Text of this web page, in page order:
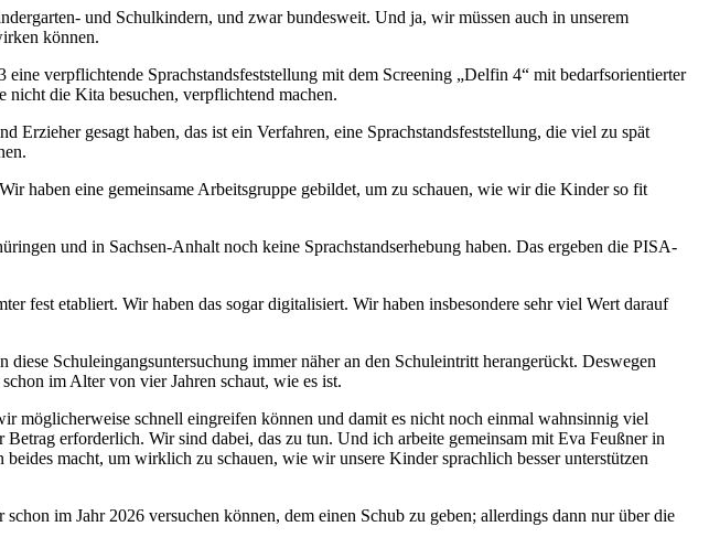
und Schulkindern, und zwar bundesweit. Und ja, wir müssen auch in unserem
können.
verpflichtende Sprachstandsfeststellung mit dem Screening „Delfin 4“ mit bedarfsorientierter
nicht die Kita besuchen, verpflichtend machen.
gesagt haben, das ist ein Verfahren, eine Sprachstandsfeststellung, die viel zu spät
haben eine gemeinsame Arbeitsgruppe gebildet, um zu schauen, wie wir die Kinder so fit
und in Sachsen-Anhalt noch keine Sprachstandserhebung haben. Das ergeben die PISA-
fest etabliert. Wir haben das sogar digitalisiert. Wir haben insbesondere sehr viel Wert darauf
Schuleingangsuntersuchung immer näher an den Schuleintritt herangerückt. Deswegen
im Alter von vier Jahren schaut, wie es ist.
möglicherweise schnell eingreifen können und damit es nicht noch einmal wahnsinnig viel
erforderlich. Wir sind dabei, das zu tun. Und ich arbeite gemeinsam mit Eva Feußner in
macht, um wirklich zu schauen, wie wir unsere Kinder sprachlich besser unterstützen
im Jahr 2026 versuchen können, dem einen Schub zu geben; allerdings dann nur über die